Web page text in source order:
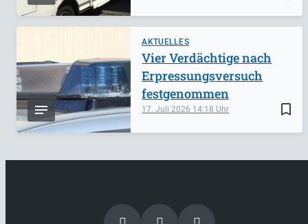
AKTUELLES
bookmark_border
17. Juli 2026 14:18
Vier Verdächtige nach
Erpressungsversuch
festgenommen